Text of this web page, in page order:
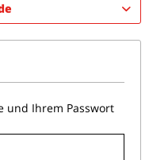
und Ihrem Passwort